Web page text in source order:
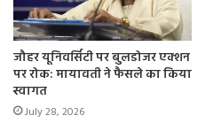
जौहर यूनिवर्सिटी पर बुलडोजर एक्शन
पर रोक: मायावती ने फैसले का किया
स्वागत
July 28, 2026